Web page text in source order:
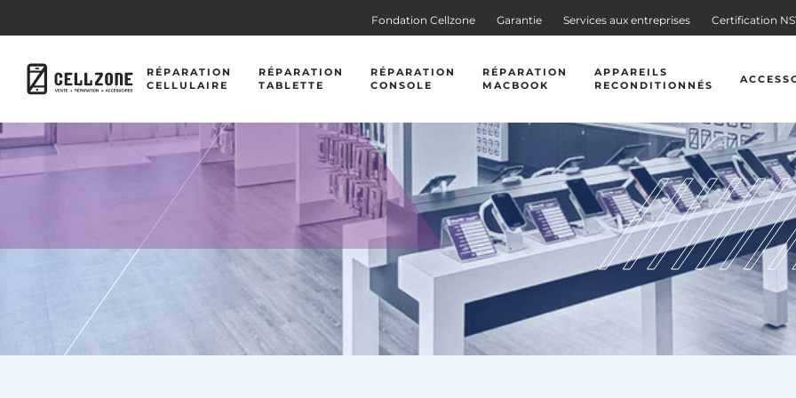
Fondation Cellzone Garantie Services aux entreprises Certification
RÉPARATION
CELLULAIRE
RÉPARATION APPLE
RÉPARATION GOOGLE
RÉPARATION SAMSUNG
RÉPARATION MOTOROLA
RÉPARATION
TABLETTE
RÉPARATION APPLE
RÉPARATION MICROSOFT
RÉPARATION SAMSUNG
RÉPARATION LENOVO
RÉPARATION
CONSOLE
RÉPARATION
MACBOOK
APPAREILS
RECONDITIONNÉS
TÉLÉPHONES
TABLETTES